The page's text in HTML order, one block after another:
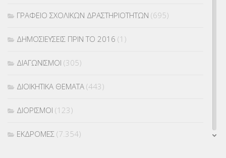
ΓΡΑΦΕΙΟ ΣΧΟΛΙΚΩΝ ΔΡΑΣΤΗΡΙΟΤΗΤΩΝ (695)
ΔΗΜΟΣΙΕΥΣΕΙΣ ΠΡΙΝ ΤΟ 2016 (1)
ΔΙΑΓΩΝΙΣΜΟΙ (305)
ΔΙΟΙΚΗΤΙΚΑ ΘΕΜΑΤΑ (443)
ΔΙΟΡΙΣΜΟΙ (123)
ΕΚΔΡΟΜΕΣ (7.354)